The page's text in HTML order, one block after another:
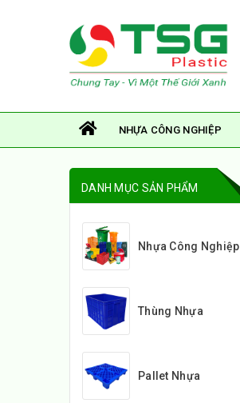
NHỰA CÔNG NGHIỆP
DANH MỤC SẢN PHẨM
Nhựa Công Nghiệp
Thùng Nhựa
Pallet Nhựa